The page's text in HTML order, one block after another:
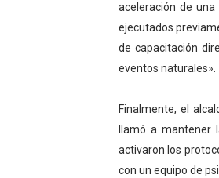
Plan
aceleración de
ejecutados
de capacitación
eventos naturales».
Finalmente, el
llamó a
activaron los
con un equipo de